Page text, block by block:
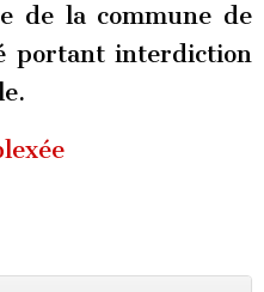
de la commune de
portant interdiction